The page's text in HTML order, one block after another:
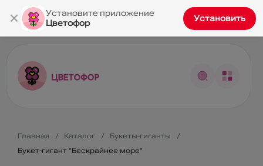
Главная Каталог
Букеты-гиганты
Букет-гигант "Бескрайнее море"
×
Установите приложение
Цветофор
Установить